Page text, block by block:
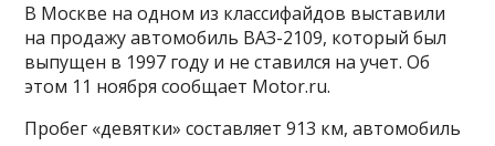
В Москве на одном из классифайдов выставили
на продажу автомобиль ВАЗ-2109, который был
выпущен в 1997 году и не ставился на учет. Об
этом 11 ноября сообщает Motor.ru.
Пробег «девятки» составляет 913 км, автомобиль